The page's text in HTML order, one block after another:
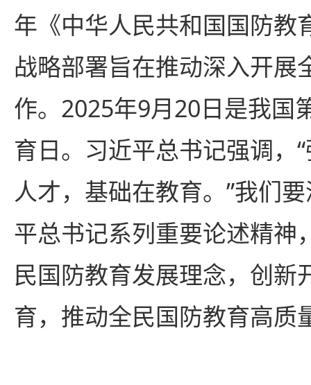
年《中华人民共和国国防教
战略部署旨在推动深入开展
作。2025年9月20日是我国
育日。习近平总书记强调，
人才，基础在教育。”我们
平总书记系列重要论述精神
民国防教育发展理念，创新
育，推动全民国防教育高质